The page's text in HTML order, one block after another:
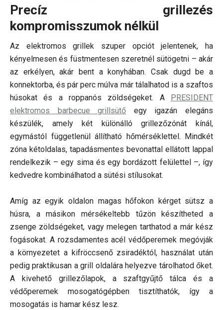
Precíz grillezés
kompromisszumok nélkül
Az elektromos grillek szuper opciót jelentenek, ha
kényelmesen és füstmentesen szeretnél sütögetni – akár
az erkélyen, akár bent a konyhában. Csak dugd be a
konnektorba, és pár perc múlva már tálalhatod is a szaftos
húsokat és a roppanós zöldségeket. A PRESIDENT
elektromos barbecue grillsütő egy igazán elegáns
készülék, amely két különálló grillezőzónát kínál,
egymástól függetlenül állítható hőmérséklettel. Mindkét
zóna kétoldalas, tapadásmentes bevonattal ellátott lappal
rendelkezik – egy sima és egy bordázott felülettel –, így
kedvedre kombinálhatod a sütési stílusokat.
Amíg az egyik oldalon magas hőfokon kérget sütsz a
húsra, a másikon mérsékeltebb tűzön készítheted a
zsenge zöldségeket, vagy melegen tarthatod a már kész
fogásokat. A rozsdamentes acél védőperemek megóvják
a környezetet a kifröccsenő zsiradéktól, használat után
pedig praktikusan a grill oldalára helyezve tárolhatod őket.
A kivehető grillezőlapok, a szaftgyűjtő tálca és a
védőperemek mosogatógépben tisztíthatók, így a
mosogatás is hamar kész lesz.